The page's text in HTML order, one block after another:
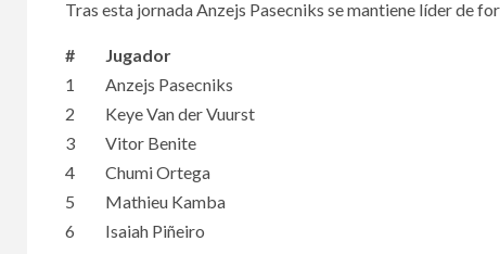
Tras esta jornada Anzejs Pasecniks se mantiene líder de
# Jugador
1
Anzejs Pasecniks
2
Keye Van der Vuurst
3
Vitor Benite
4
Chumi Ortega
5
Mathieu Kamba
6
Isaiah Piñeiro